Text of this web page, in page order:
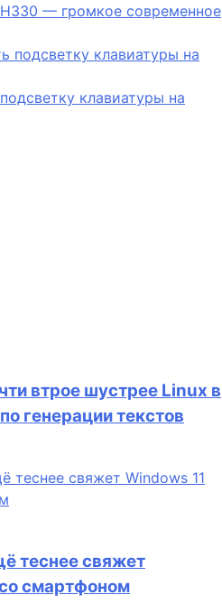
— громкое современное
клавиатуры на
втрое шустрее Linux в
генерации текстов
теснее свяжет
смартфоном